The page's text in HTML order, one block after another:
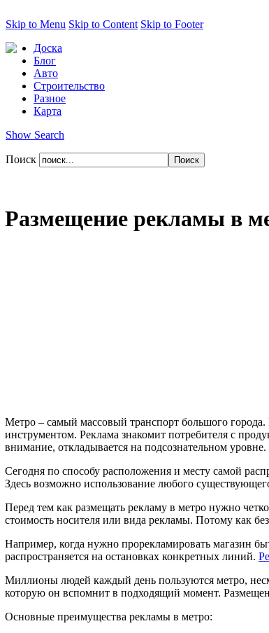
Skip to Menu Skip to Content Skip to Footer
Доска
Блог
Авто
Строительство
Разное
Карта
Show Search
Поиск
Размещение рекламы в
Метро – самый массовый транспорт большого
инструментом. Реклама знакомит потребителя с
внимание, откладывается на подсознательном уровне.
Сегодня по способу расположения и месту самой
Здесь возможно использование любого
Перед тем как размещать рекламу в метро нужно
стоимость носителя или вида рекламы. Потому как
Например, когда нужно прорекламировать магазин
распространяется на остановках конкретных линий.
Миллионы людей каждый день пользуются метро,
которую он вспомнит в подходящий момент.
Основные преимущества рекламы в метро: